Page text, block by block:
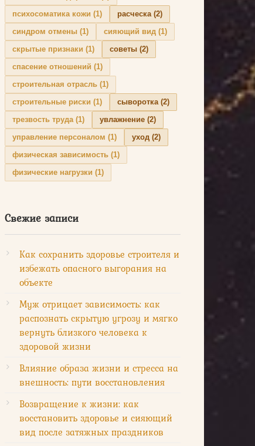
психосоматика кожи (1) расческа(2)
синдром отмены (1) сияющий вид (1)
скрытые признаки (1) советы (2)
спасение отношений (1)
строительная отрасль (1)
строительные риски (1) сыворотка(2)
трезвость труда(1) увлажнение (2)
управление персоналом (1) уход (2)
физическая зависимость (1)
физические нагрузки (1)
Свежие записи
Как сохранить здоровье строителя и
избежать опасного выгорания на
объекте
Муж отрицает зависимость: как
распознать скрытую угрозу и мягко
вернуть близкого человека к
здоровой жизни
Влияние образа жизни и стресса на
внешность: пути восстановления
Возвращение к жизни: как
восстановить здоровье и сияющий
вид после затяжных праздников